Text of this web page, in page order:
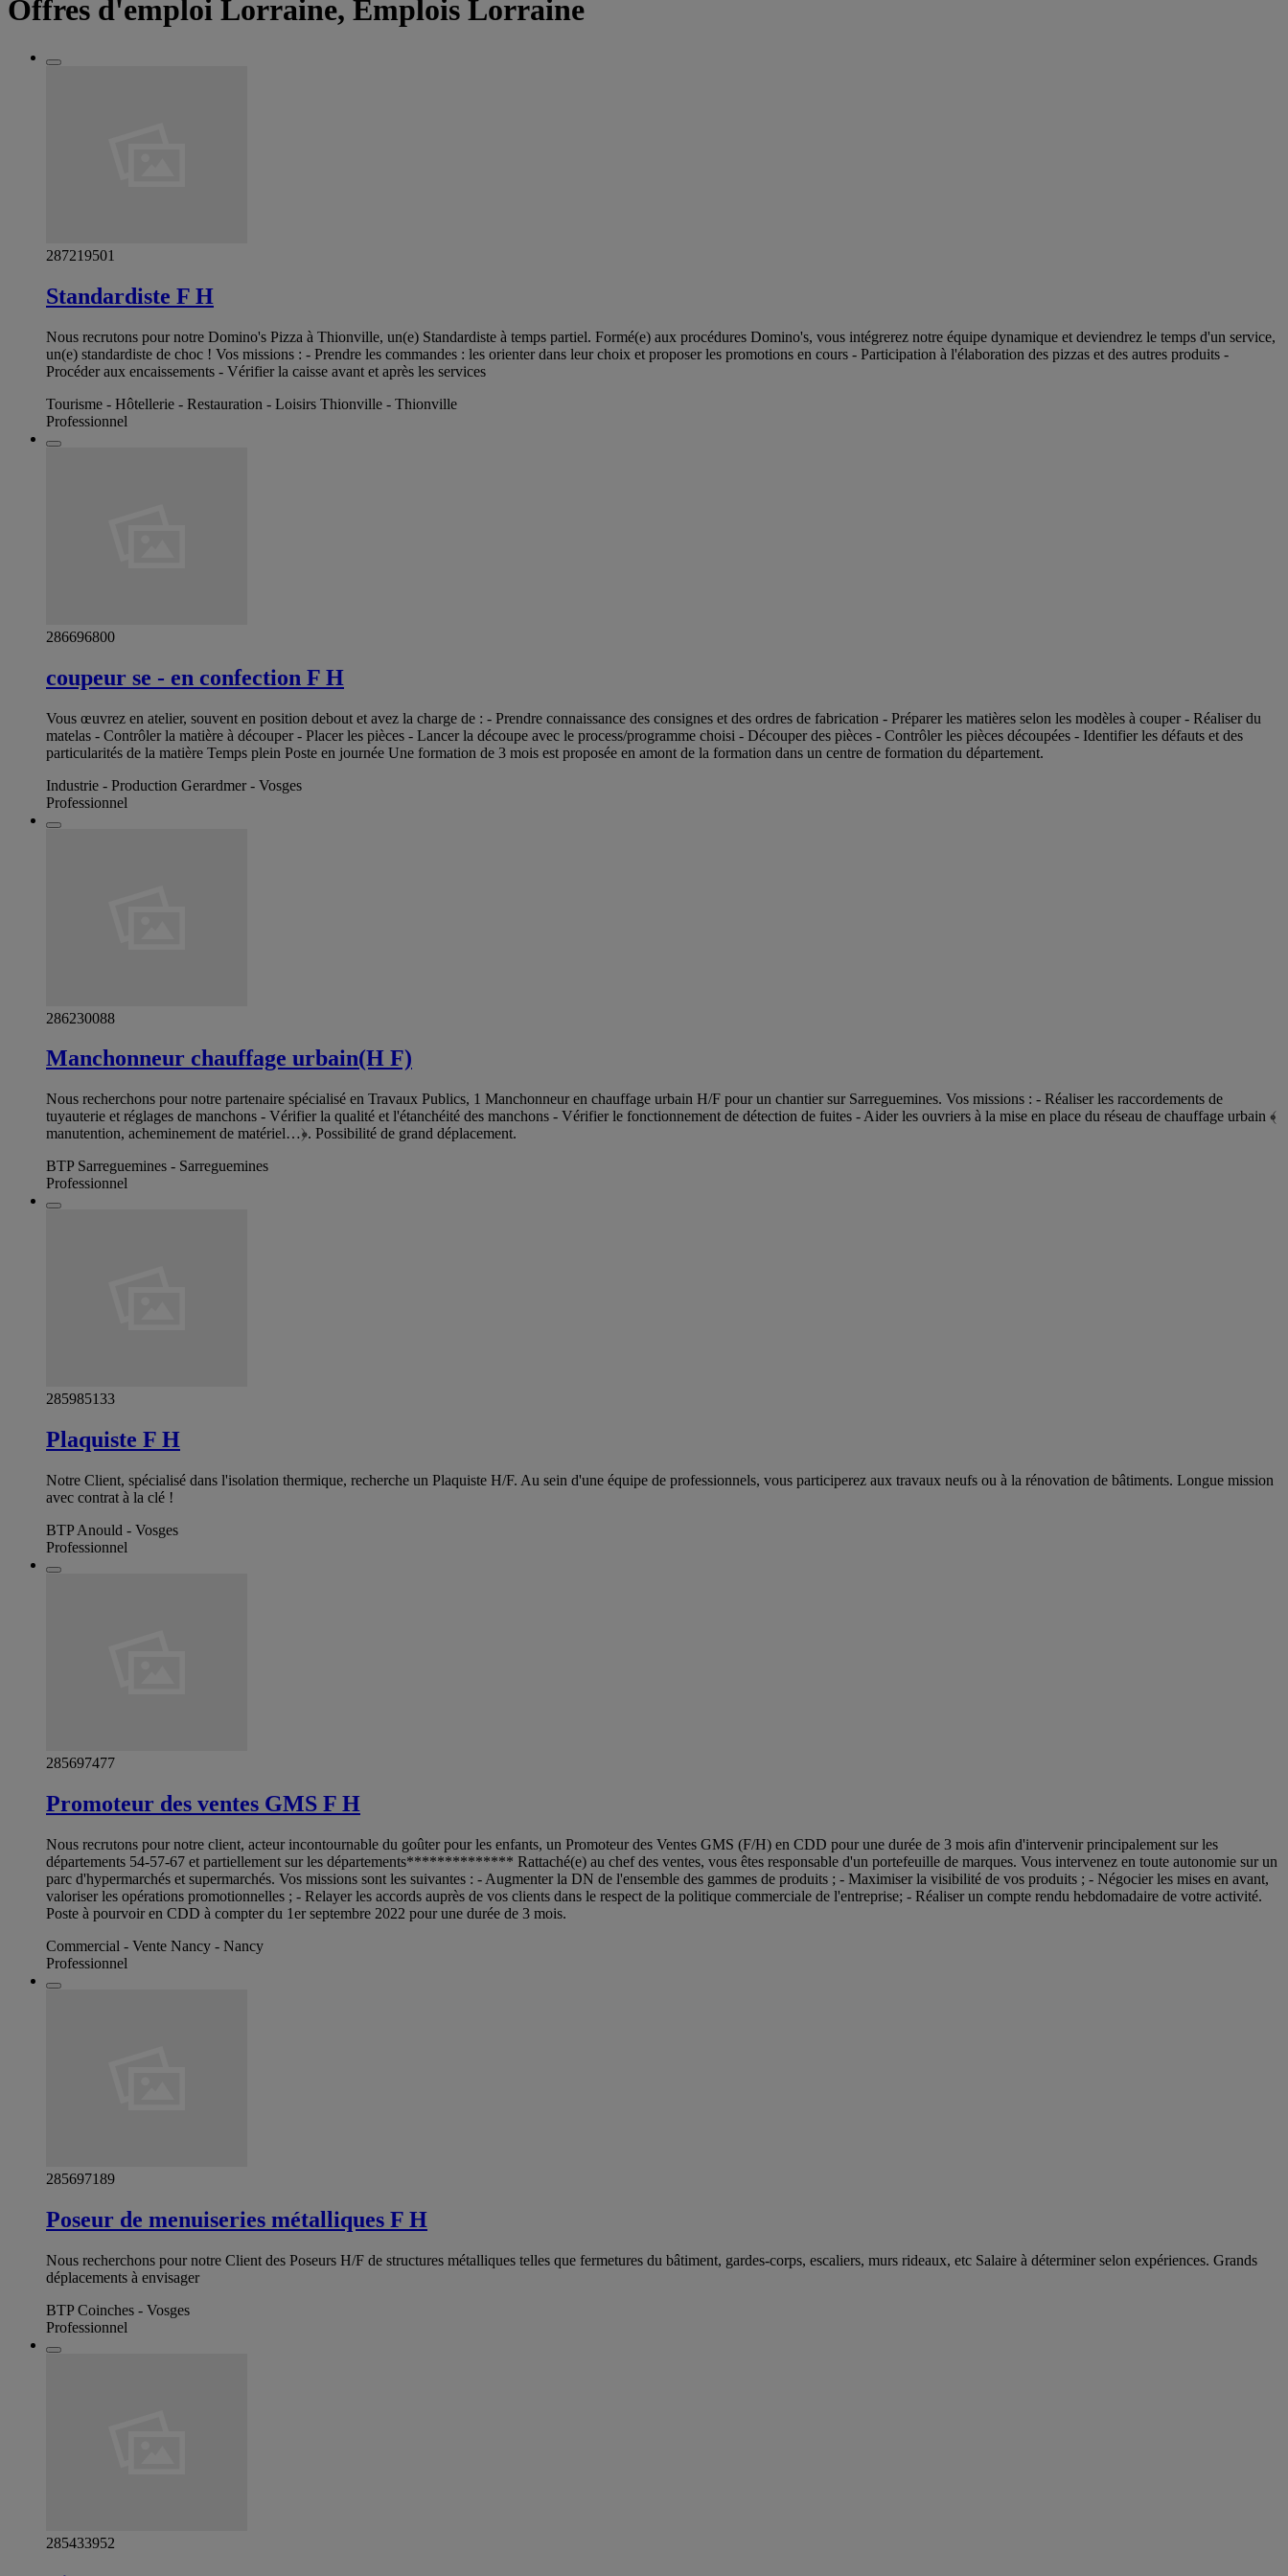
Offres d'emploi Lorraine, Emplois Lorraine
287219501
Standardiste F H
Nous recrutons pour notre Domino's Pizza à Thionville, un(e) Standardiste à temps partiel. Formé(e) aux procédures Domino's, vous intégrerez notre équipe dynamique et deviendrez le temps d'un service,
un(e) standardiste de choc ! Vos missions : - Prendre les commandes : les orienter dans leur choix et proposer les promotions en cours - Participation à l'élaboration des pizzas et des autres produits -
Procéder aux encaissements - Vérifier la caisse avant et après les services
Tourisme - Hôtellerie - Restauration - Loisirs Thionville - Thionville
Professionnel
286696800
coupeur se - en confection F H
Vous œuvrez en atelier, souvent en position debout et avez la charge de : - Prendre connaissance des consignes et des ordres de fabrication - Préparer les matières selon les modèles à couper - Réaliser du
matelas - Contrôler la matière à découper - Placer les pièces - Lancer la découpe avec le process/programme choisi - Découper des pièces - Contrôler les pièces découpées - Identifier les défauts et des
particularités de la matière Temps plein Poste en journée Une formation de 3 mois est proposée en amont de la formation dans un centre de formation du département.
Industrie - Production Gerardmer - Vosges
Professionnel
286230088
Manchonneur chauffage urbain(H F)
Nous recherchons pour notre partenaire spécialisé en Travaux Publics, 1 Manchonneur en chauffage urbain H/F pour un chantier sur Sarreguemines. Vos missions : - Réaliser les raccordements de
tuyauterie et réglages de manchons - Vérifier la qualité et l'étanchéité des manchons - Vérifier le fonctionnement de détection de fuites - Aider les ouvriers à la mise en place du réseau de chauffage urbain ﴾
manutention, acheminement de matériel…﴿. Possibilité de grand déplacement.
BTP Sarreguemines - Sarreguemines
Professionnel
285985133
Plaquiste F H
Notre Client, spécialisé dans l'isolation thermique, recherche un Plaquiste H/F. Au sein d'une équipe de professionnels, vous participerez aux travaux neufs ou à la rénovation de bâtiments. Longue mission
avec contrat à la clé !
BTP Anould - Vosges
Professionnel
285697477
Promoteur des ventes GMS F H
Nous recrutons pour notre client, acteur incontournable du goûter pour les enfants, un Promoteur des Ventes GMS (F/H) en CDD pour une durée de 3 mois afin d'intervenir principalement sur les
départements 54-57-67 et partiellement sur les départements************** Rattaché(e) au chef des ventes, vous êtes responsable d'un portefeuille de marques. Vous intervenez en toute autonomie sur un
parc d'hypermarchés et supermarchés. Vos missions sont les suivantes : - Augmenter la DN de l'ensemble des gammes de produits ; - Maximiser la visibilité de vos produits ; - Négocier les mises en avant,
valoriser les opérations promotionnelles ; - Relayer les accords auprès de vos clients dans le respect de la politique commerciale de l'entreprise; - Réaliser un compte rendu hebdomadaire de votre activité.
Poste à pourvoir en CDD à compter du 1er septembre 2022 pour une durée de 3 mois.
Commercial - Vente Nancy - Nancy
Professionnel
285697189
Poseur de menuiseries métalliques F H
Nous recherchons pour notre Client des Poseurs H/F de structures métalliques telles que fermetures du bâtiment, gardes-corps, escaliers, murs rideaux, etc Salaire à déterminer selon expériences. Grands
déplacements à envisager
BTP Coinches - Vosges
Professionnel
285433952